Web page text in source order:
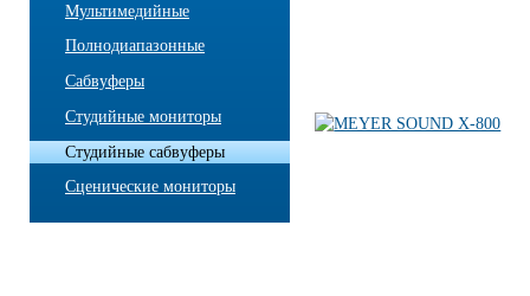
Мультимедийные
Полнодиапазонные
Сабвуферы
Студийные мониторы
Студийные сабвуферы
Сценические мониторы